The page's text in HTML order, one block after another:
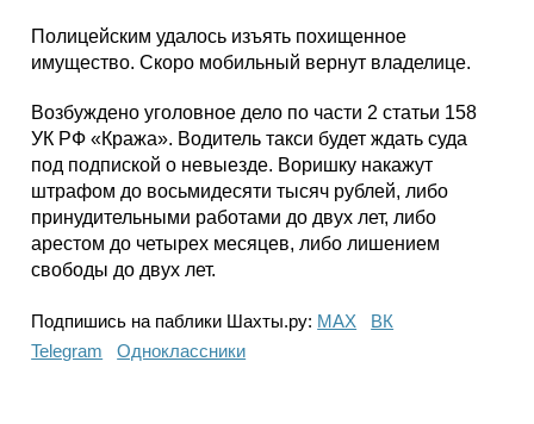
Полицейским удалось изъять похищенное
имущество. Скоро мобильный вернут владелице.
Возбуждено уголовное дело по части 2 статьи 158
УК РФ «Кража». Водитель такси будет ждать суда
под подпиской о невыезде. Воришку накажут
штрафом до восьмидесяти тысяч рублей, либо
принудительными работами до двух лет, либо
арестом до четырех месяцев, либо лишением
свободы до двух лет.
Подпишись на паблики Шахты.ру: МАХ
ВК
Telegram
Одноклассники